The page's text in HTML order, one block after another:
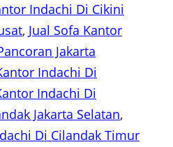
Indachi Di Cikini
, Jual Sofa Kantor
Jakarta
Indachi Di
Indachi Di
Jakarta Selatan
Di Cilandak Timur